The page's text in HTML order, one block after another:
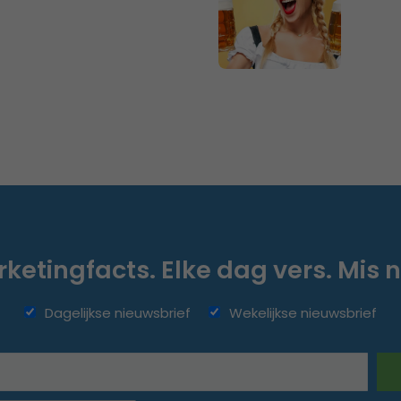
Elke dag vers. Mis
Dagelijkse nieuwsbrief Wekelijkse nieuwsbrief